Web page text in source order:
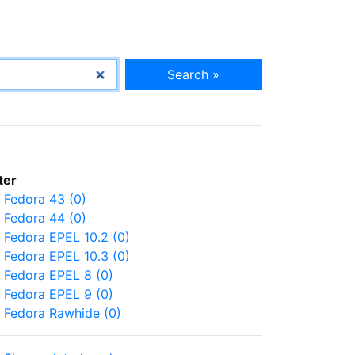
Search »
Fedora 43 (0)
Fedora 44 (0)
Fedora EPEL 10.2 (0)
Fedora EPEL 10.3 (0)
Fedora EPEL 8 (0)
Fedora EPEL 9 (0)
Fedora Rawhide (0)